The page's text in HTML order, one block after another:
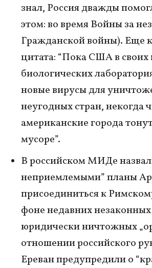
знал, Россия дважды
этом: во время Войны за
Гражданской войны). Еще
цитата: “Пока США в своих
биологических
новые вирусы для
неугодных стран, некогда
американские города
мусоре”.
В российском МИДе
неприемлемыми” планы
присоединиться к
фоне недавних
юридически ничтожных
отношении российского
Ереван предупредили о